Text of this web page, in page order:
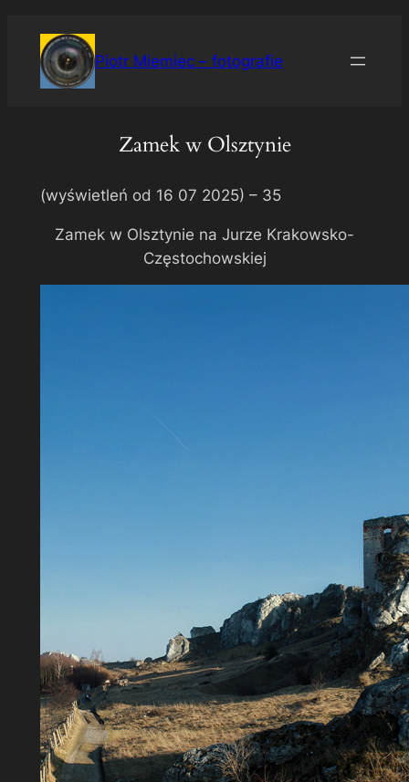
treści
Piotr Miemiec – fotografie
Zamek w Olsztynie
(wyświetleń od 16 07 2025) – 35
Zamek w Olsztynie na Jurze Krakowsko-
Częstochowskiej